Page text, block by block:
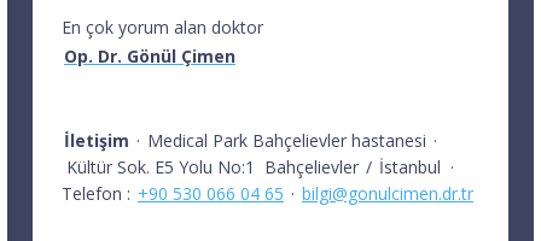
En çok yorum alan doktor
Op. Dr. Gönül Çimen
İletişim · Medical Park Bahçelievler hastanesi ·
Kültür Sok. E5 Yolu No:1
Bahçelievler / İstanbul ·
Telefon : +90 530 066 04 65 · bilgi@gonulcimen.dr.tr